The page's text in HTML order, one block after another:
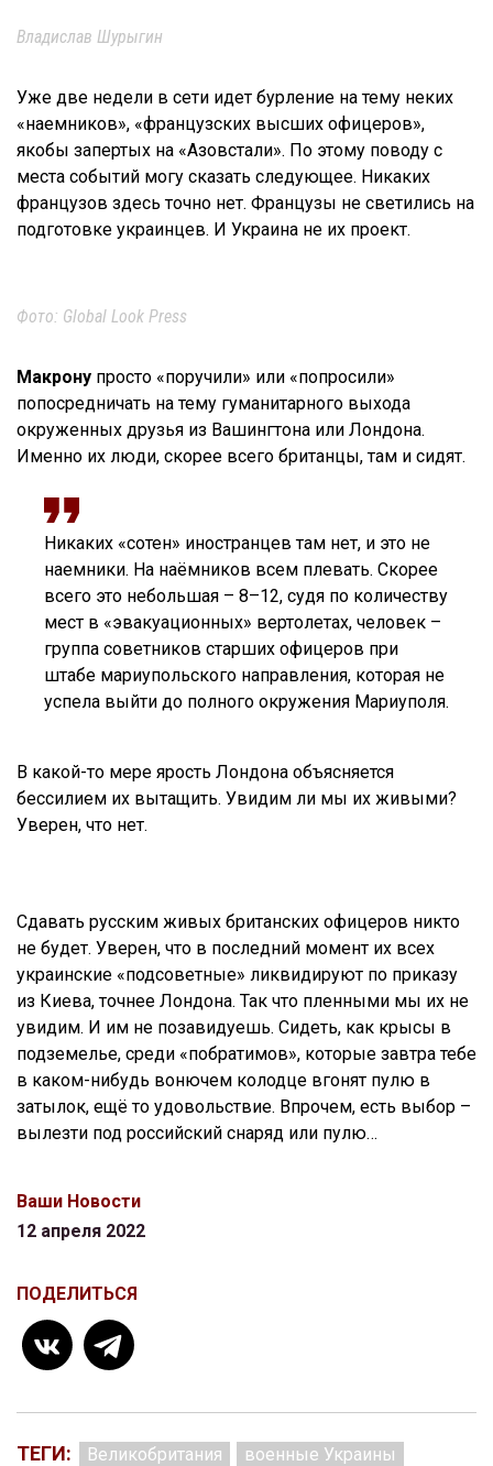
Владислав Шурыгин
Уже две недели в сети идет бурление на тему неких
«наемников», «французских высших офицеров»,
якобы запертых на «Азовстали». По этому поводу с
места событий могу сказать следующее. Никаких
французов здесь точно нет. Французы не светились на
подготовке украинцев. И Украина не их проект.
Фото: Global Look Press
Макрону просто «поручили» или «попросили»
попосредничать на тему гуманитарного выхода
окруженных друзья из Вашингтона или Лондона.
Именно их люди, скорее всего британцы, там и сидят.
Никаких «сотен» иностранцев там нет, и это не
наемники. На наёмников всем плевать. Скорее
всего это небольшая – 8–12, судя по количеству
мест в «эвакуационных» вертолетах, человек –
группа советников старших офицеров при
штабе мариупольского направления, которая не
успела выйти до полного окружения Мариуполя.
В какой-то мере ярость Лондона объясняется
бессилием их вытащить. Увидим ли мы их живыми?
Уверен, что нет.
Сдавать русским живых британских офицеров никто
не будет. Уверен, что в последний момент их всех
украинские «подсоветные» ликвидируют по приказу
из Киева, точнее Лондона. Так что пленными мы их не
увидим. И им не позавидуешь. Сидеть, как крысы в
подземелье, среди «побратимов», которые завтра тебе
в каком-нибудь вонючем колодце вгонят пулю в
затылок, ещё то удовольствие. Впрочем, есть выбор –
вылезти под российский снаряд или пулю…
Ваши Новости
12 апреля 2022
ПОДЕЛИТЬСЯ
ТЕГИ: Великобритания
военные Украины